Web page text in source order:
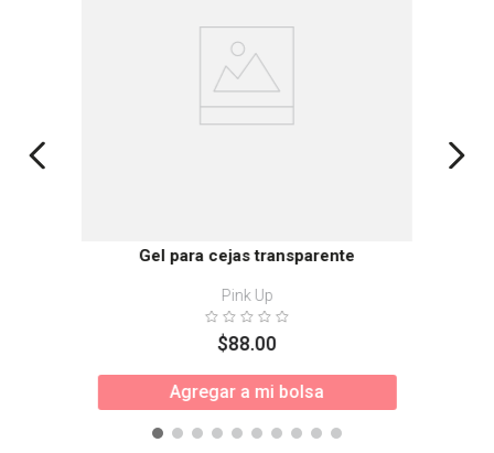
Gel para cejas transparente
Pink Up
$88.00
Agregar a mi bolsa